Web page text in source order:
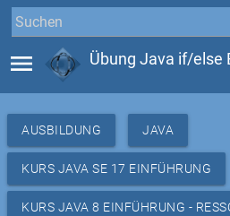
menu Übung Java if/else
AUSBILDUNG JAVA
KURS JAVA SE 17 EINFÜHRUNG
KURS JAVA 8 EINFÜHRUNG -